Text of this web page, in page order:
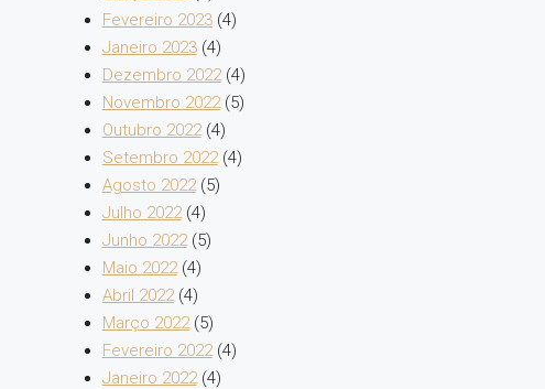
Fevereiro 2023(4)
Janeiro 2023(4)
Dezembro 2022(4)
Novembro 2022(5)
Outubro 2022(4)
Setembro 2022(4)
Agosto 2022(5)
Julho 2022(4)
Junho 2022(5)
Maio 2022(4)
Abril 2022(4)
Março 2022(5)
Fevereiro 2022(4)
Janeiro 2022(4)